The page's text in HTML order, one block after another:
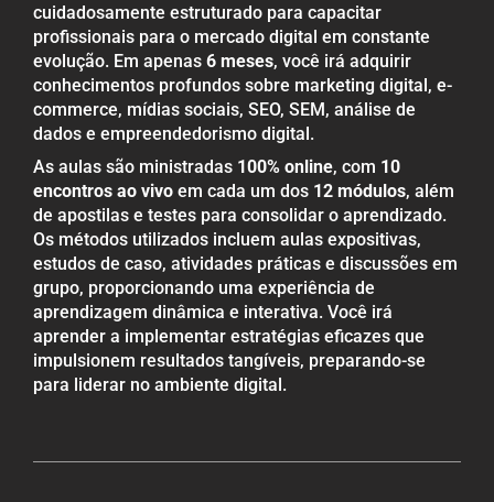
cuidadosamente estruturado para capacitar
profissionais para o mercado digital em constante
evolução. Em apenas 6 meses, você irá adquirir
conhecimentos profundos sobre marketing digital, e-
commerce, mídias sociais, SEO, SEM, análise de
dados e empreendedorismo digital.
As aulas são ministradas 100% online, com 10
encontros ao vivo em cada um dos 12 módulos, além
de apostilas e testes para consolidar o aprendizado.
Os métodos utilizados incluem aulas expositivas,
estudos de caso, atividades práticas e discussões em
grupo, proporcionando uma experiência de
aprendizagem dinâmica e interativa. Você irá
aprender a implementar estratégias eficazes que
impulsionem resultados tangíveis, preparando-se
para liderar no ambiente digital.